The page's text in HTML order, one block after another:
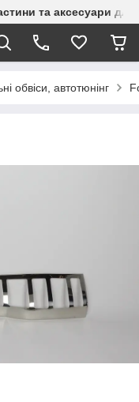
та аксесуари
обвіси, автотюнінг